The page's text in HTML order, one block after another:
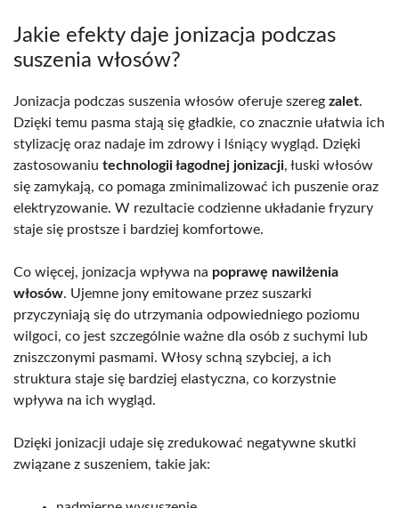
Jakie efekty daje jonizacja podczas
suszenia włosów?
Jonizacja podczas suszenia włosów oferuje szereg zalet.
Dzięki temu pasma stają się gładkie, co znacznie ułatwia ich
stylizację oraz nadaje im zdrowy i lśniący wygląd. Dzięki
zastosowaniu technologii łagodnej jonizacji, łuski włosów
się zamykają, co pomaga zminimalizować ich puszenie oraz
elektryzowanie. W rezultacie codzienne układanie fryzury
staje się prostsze i bardziej komfortowe.
Co więcej, jonizacja wpływa na poprawę nawilżenia
włosów. Ujemne jony emitowane przez suszarki
przyczyniają się do utrzymania odpowiedniego poziomu
wilgoci, co jest szczególnie ważne dla osób z suchymi lub
zniszczonymi pasmami. Włosy schną szybciej, a ich
struktura staje się bardziej elastyczna, co korzystnie
wpływa na ich wygląd.
Dzięki jonizacji udaje się zredukować negatywne skutki
związane z suszeniem, takie jak: